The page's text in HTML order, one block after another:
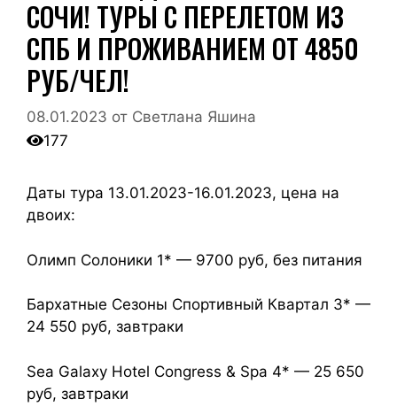
СОЧИ! ТУРЫ С ПЕРЕЛЕТОМ ИЗ
СПБ И ПРОЖИВАНИЕМ ОТ 4850
РУБ/ЧЕЛ!
08.01.2023 от Светлана Яшина
177
Даты тура 13.01.2023-16.01.2023, цена на
двоих:
Олимп Солоники 1* — 9700 руб, без питания
Бархатные Сезоны Спортивный Квартал 3* —
24 550 руб, завтраки
Sea Galaxy Hotel Congress & Spa 4* — 25 650
руб, завтраки